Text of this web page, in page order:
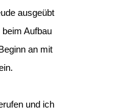
ausgeübt
Aufbau
an mit
und ich